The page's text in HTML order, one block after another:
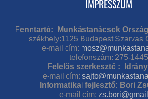
IMPRESSZUM
Fenntartó: Munkástanácsok
székhely:1125 Budapest Szarvas
e-mail cím:
telefonszám: 275-1445
Felelős szerkesztő :
e-mail cím:
Informatikai fejlesztő: Bori
e-mail cím: